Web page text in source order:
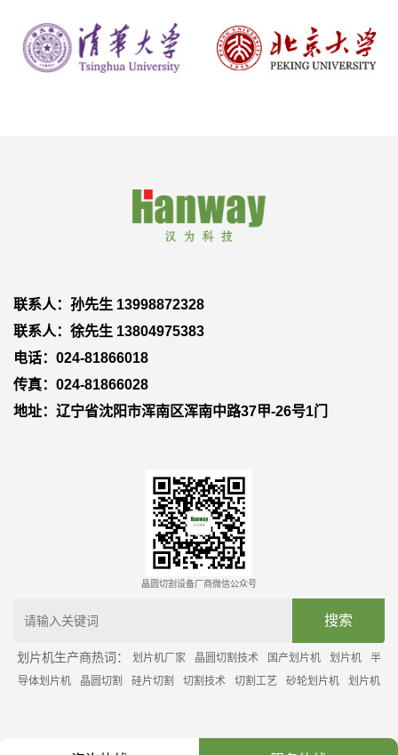
联系人：孙先生 13998872328
联系人：徐先生 13804975383
电话：024-81866018
传真：024-81866028
地址：辽宁省沈阳市浑南区浑南中路37甲-26号1门
晶圆切割设备厂商微信公众号
划片机生产商热词： 划片机厂家 晶圆切割技术 国产划片机 划片机
半
导体划片机
晶圆切割 硅片切割 切割技术 切割工艺 砂轮划片机
划片机
划片机有哪几种类型 划片机精度的技术指标